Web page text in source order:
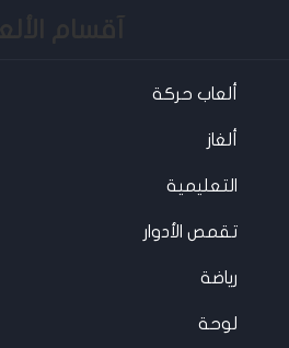
ألعاب حركة
ألغاز
التعليمية
تقمص الأدوار
رياضة
لوحة